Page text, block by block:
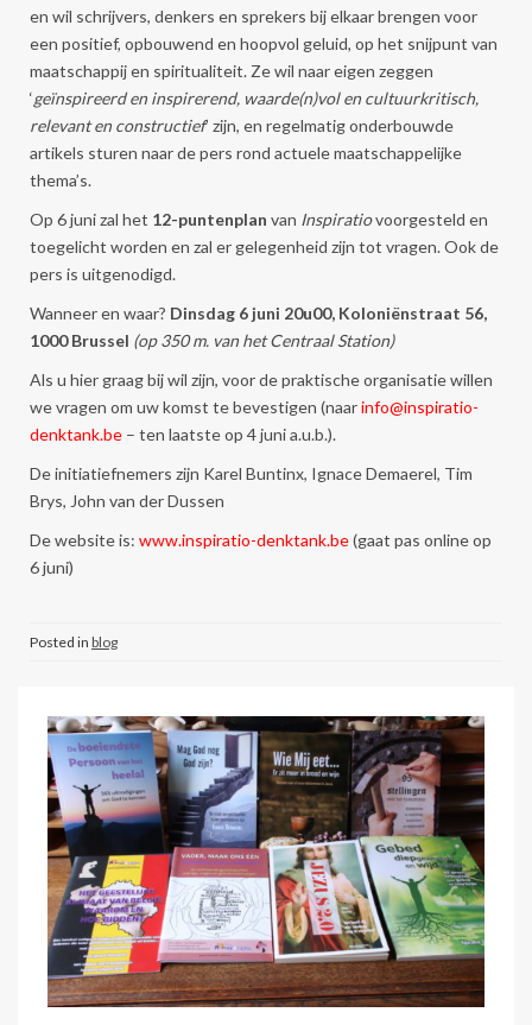
en wil schrijvers, denkers en sprekers bij elkaar brengen voor
een positief, opbouwend en hoopvol geluid, op het snijpunt van
maatschappij en spiritualiteit. Ze wil naar eigen zeggen
‘geïnspireerd en inspirerend, waarde(n)vol en cultuurkritisch,
relevant en constructief’ zijn, en regelmatig onderbouwde
artikels sturen naar de pers rond actuele maatschappelijke
thema’s.
Op 6 juni zal het 12-puntenplan van Inspiratiovoorgesteld en
toegelicht worden en zal er gelegenheid zijn tot vragen. Ook de
pers is uitgenodigd.
Wanneer en waar? Dinsdag 6 juni 20u00, Koloniënstraat 56,
1000 Brussel (op 350 m. van het Centraal Station)
Als u hier graag bij wil zijn, voor de praktische organisatie willen
we vragen om uw komst te bevestigen (naarinfo@inspiratio-
denktank.be – ten laatste op 4 juni a.u.b.).
De initiatiefnemers zijn Karel Buntinx, Ignace Demaerel, Tim
Brys, John van der Dussen
De website is: www.inspiratio-denktank.be(gaat pas online op
6 juni)
Posted in blog